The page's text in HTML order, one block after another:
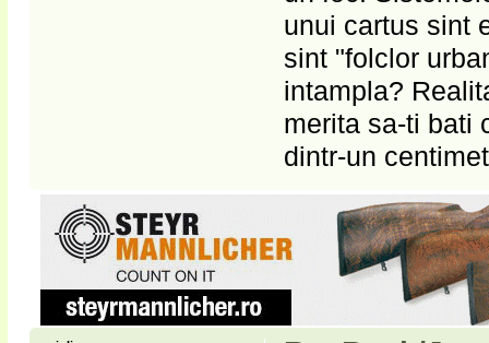
unui cartus sint
sint "folclor
intampla?
merita sa-ti bati
dintr-un